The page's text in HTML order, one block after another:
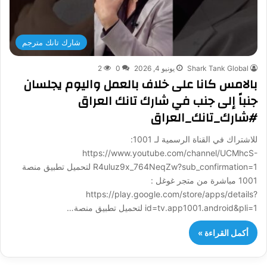
شارك تانك مترجم
Shark Tank Global يونيو 4, 2026 0
2
بالامس كانا على خلاف بالعمل واليوم يجلسان
جنباً إلى جنب في شارك تانك العراق
#شارك_تانك_العراق
للاشتراك في القناة الرسمية لـ 1001:
https://www.youtube.com/channel/UCMhcS-
R4uluz9x_764NeqZw?sub_confirmation=1 لتحميل تطبيق منصة
1001 مباشرة من متجر غوغل :
https://play.google.com/store/apps/details?
id=tv.app1001.android&pli=1 لتحميل تطبيق منصة…
أكمل القراءة »